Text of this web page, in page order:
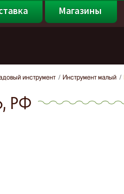
Магазины
инструмент Инструмент малый
РФ